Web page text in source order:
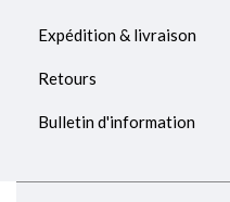
Expédition & livraison
Retours
Bulletin d'information